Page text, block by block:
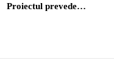
Proiectul prevede…